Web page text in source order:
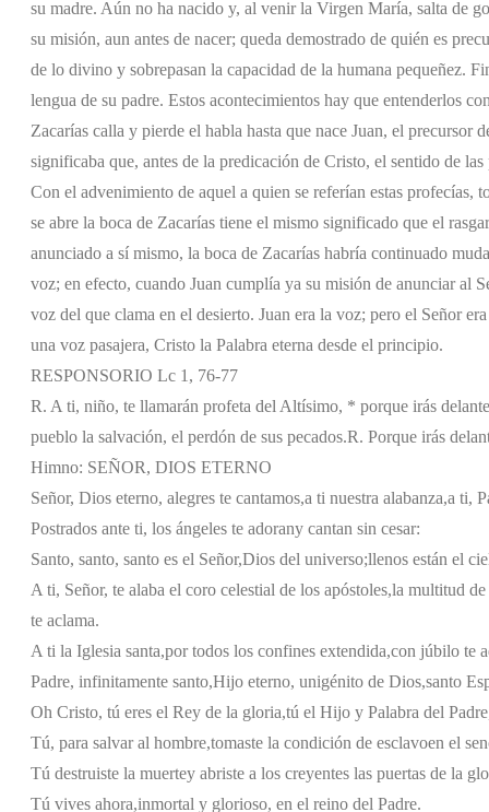
su madre. Aún no ha nacido y, al venir la Virgen María, salta de
su misión, aun antes de nacer; queda demostrado de quién es
de lo divino y sobrepasan la capacidad de la humana pequeñez.
lengua de su padre. Estos acontecimientos hay que entenderlos
Zacarías calla y pierde el habla hasta que nace Juan, el precursor
significaba que, antes de la predicación de Cristo, el sentido de
Con el advenimiento de aquel a quien se referían estas profecías,
se abre la boca de Zacarías tiene el mismo significado que el
anunciado a sí mismo, la boca de Zacarías habría continuado
voz; en efecto, cuando Juan cumplía ya su misión de anunciar al
voz del que clama en el desierto. Juan era la voz; pero el Señor
una voz pasajera, Cristo la Palabra eterna desde el principio.
RESPONSORIO Lc 1, 76-77
R. A ti, niño, te llamarán profeta del Altísimo, * porque irás
pueblo la salvación, el perdón de sus pecados.R. Porque irás
Himno: SEÑOR, DIOS ETERNO
Señor, Dios eterno, alegres te cantamos,a ti nuestra alabanza,a ti,
Postrados ante ti, los ángeles te adorany cantan sin cesar:
Santo, santo, santo es el Señor,Dios del universo;llenos están el
A ti, Señor, te alaba el coro celestial de los apóstoles,la multitud de
te aclama.
A ti la Iglesia santa,por todos los confines extendida,con júbilo te
Padre, infinitamente santo,Hijo eterno, unigénito de Dios,santo
Oh Cristo, tú eres el Rey de la gloria,tú el Hijo y Palabra del
Tú, para salvar al hombre,tomaste la condición de esclavoen el
Tú destruiste la muertey abriste a los creyentes las puertas de la
Tú vives ahora,inmortal y glorioso, en el reino del Padre.